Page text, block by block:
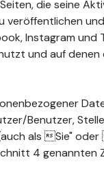
die seine
veröffentlichen
Instagram
und auf
Benutzer,
als Sie"
4 genannten